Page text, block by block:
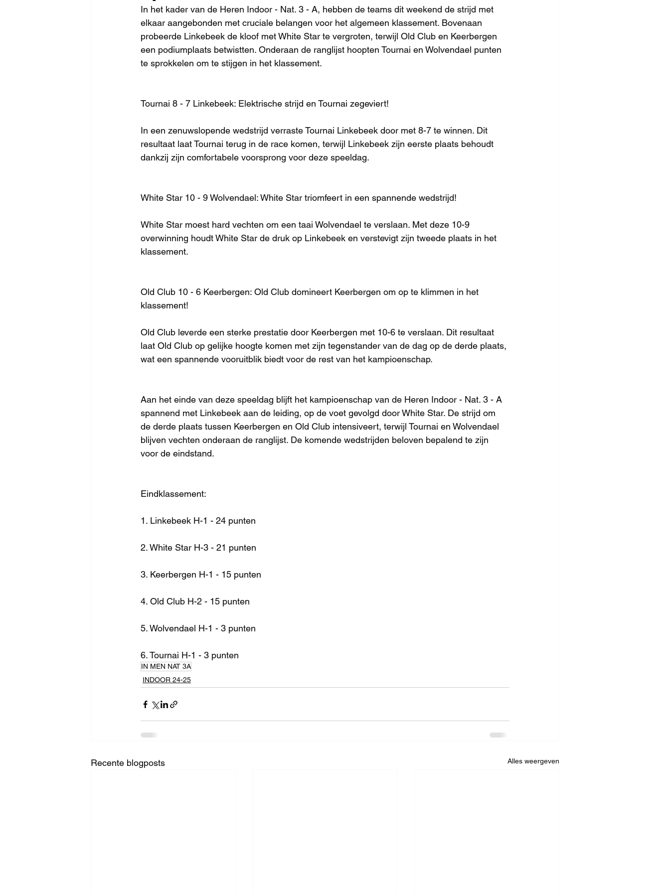
In het kader van de Heren Indoor - Nat. 3 - A, hebben de teams dit weekend de strijd met
elkaar aangebonden met cruciale belangen voor het algemeen klassement. Bovenaan
probeerde Linkebeek de kloof met White Star te vergroten, terwijl Old Club en Keerbergen
een podiumplaats betwistten. Onderaan de ranglijst hoopten Tournai en Wolvendael punten
te sprokkelen om te stijgen in het klassement.
Tournai 8 - 7 Linkebeek: Elektrische strijd en Tournai zegeviert!
In een zenuwslopende wedstrijd verraste Tournai Linkebeek door met 8-7 te winnen. Dit
resultaat laat Tournai terug in de race komen, terwijl Linkebeek zijn eerste plaats behoudt
dankzij zijn comfortabele voorsprong voor deze speeldag.
White Star 10 - 9 Wolvendael: White Star triomfeert in een spannende wedstrijd!
White Star moest hard vechten om een taai Wolvendael te verslaan. Met deze 10-9
overwinning houdt White Star de druk op Linkebeek en verstevigt zijn tweede plaats in het
klassement.
Old Club 10 - 6 Keerbergen: Old Club domineert Keerbergen om op te klimmen in het
klassement!
Old Club leverde een sterke prestatie door Keerbergen met 10-6 te verslaan. Dit resultaat
laat Old Club op gelijke hoogte komen met zijn tegenstander van de dag op de derde plaats,
wat een spannende vooruitblik biedt voor de rest van het kampioenschap.
Aan het einde van deze speeldag blijft het kampioenschap van de Heren Indoor - Nat. 3 - A
spannend met Linkebeek aan de leiding, op de voet gevolgd door White Star. De strijd om
de derde plaats tussen Keerbergen en Old Club intensiveert, terwijl Tournai en Wolvendael
blijven vechten onderaan de ranglijst. De komende wedstrijden beloven bepalend te zijn
voor de eindstand.
Eindklassement:
1. Linkebeek H-1 - 24 punten
2. White Star H-3 - 21 punten
3. Keerbergen H-1 - 15 punten
4. Old Club H-2 - 15 punten
5. Wolvendael H-1 - 3 punten
6. Tournai H-1 - 3 punten
IN MEN NAT 3A
INDOOR 24-25
Recente blogposts Alles weergeven